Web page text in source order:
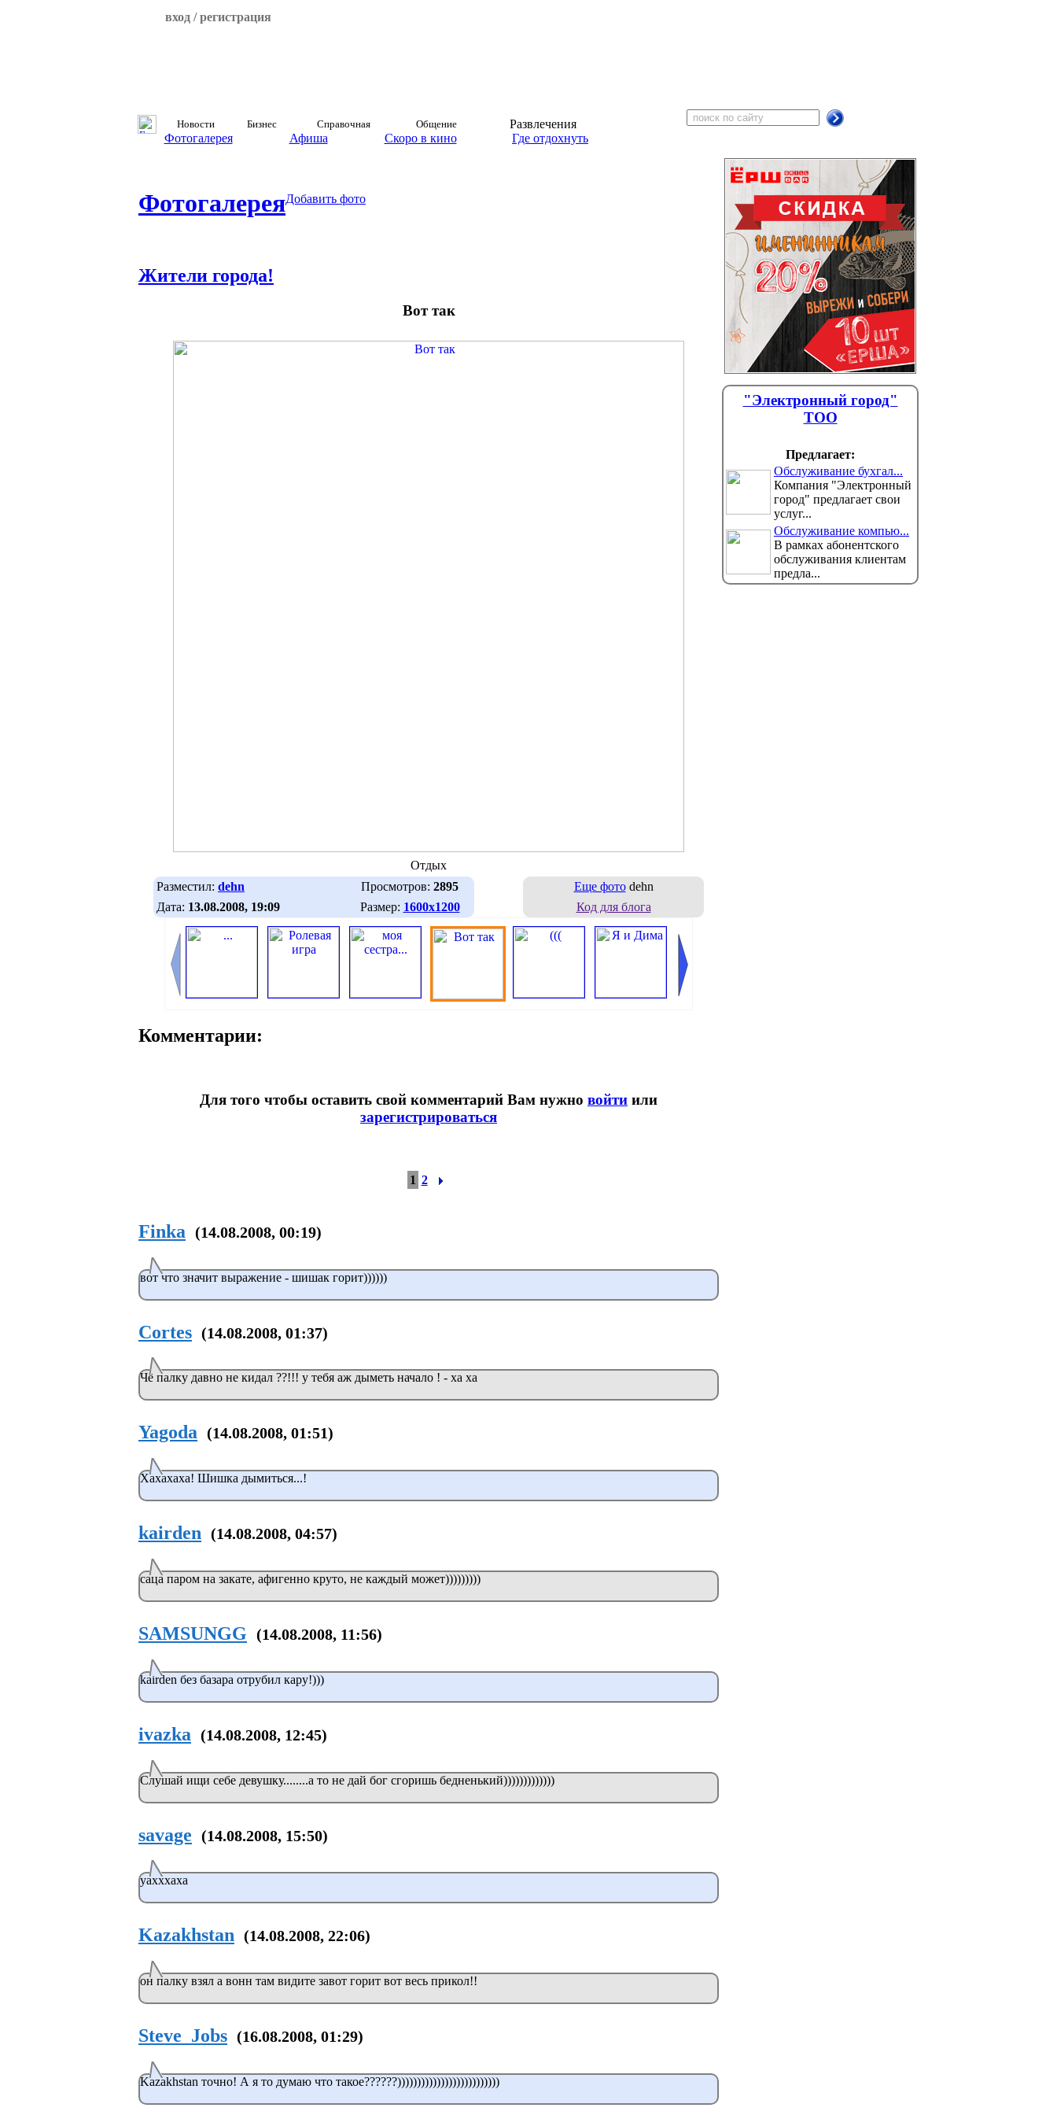
вход / регистрация
Новости Бизнес Справочная Общение
Развлечения
Фотогалерея
Афиша Скоро в кино Где отдохнуть
ФотогалереяДобавить фото
Жители города!
Вот так
Отдых
Разместил: dehn Просмотров: 2895
Дата: 13.08.2008, 19:09 Размер: 1600х1200
Еще фотоdehn
Код для блога
Комментарии:
Для того чтобы оставить свой комментарий Вам нужно войти или
зарегистрироваться
1 2
Finka (14.08.2008, 00:19)
вот что значит выражение - шишак горит))))))
Cortes (14.08.2008, 01:37)
Чё палку давно не кидал ??!!! у тебя аж дыметь начало ! - ха ха
Yagoda (14.08.2008, 01:51)
Хахахаха! Шишка дымиться...!
kairden (14.08.2008, 04:57)
саца паром на закате, афигенно круто, не каждый может)))))))))
SAMSUNGG (14.08.2008, 11:56)
kairden без базара отрубил кару!)))
ivazka (14.08.2008, 12:45)
Слушай ищи себе девушку........а то не дай бог сгоришь бедненький)))))))))))))
savage (14.08.2008, 15:50)
уахххаха
Kazakhstan (14.08.2008, 22:06)
он палку взял а вонн там видите завот горит вот весь прикол!!
Steve_Jobs (16.08.2008, 01:29)
Kazakhstan точно! А я то думаю что такое??????))))))))))))))))))))))))))
"Электронный город"
ТОО
Предлагает:
Обслуживание бухгал...
Компания "Электронный
город" предлагает свои
услуг...
Обслуживание компью...
В рамках абонентского
обслуживания клиентам
предла...